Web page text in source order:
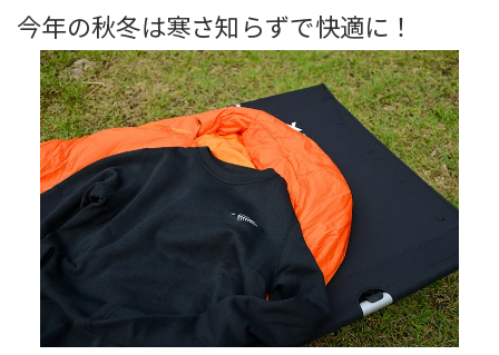
今年の秋冬は寒さ知らずで快適に！